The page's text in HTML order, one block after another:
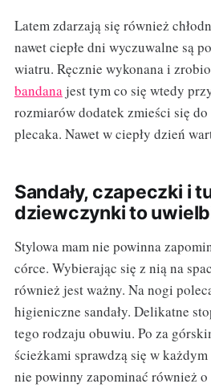
Latem zdarzają się również
nawet ciepłe dni wyczuwalne są
wiatru. Ręcznie wykonana i
bandanajest tym co się wtedy
rozmiarów dodatek zmieści się
plecaka. Nawet w ciepły dzień
Sandały, czapeczki i
dziewczynki to
Stylowa mam nie powinna
córce. Wybierając się z nią na
również jest ważny. Na nogi
higieniczne sandały. Delikatne
tego rodzaju obuwiu. Po za
ścieżkami sprawdzą się w
nie powinny zapominać również o